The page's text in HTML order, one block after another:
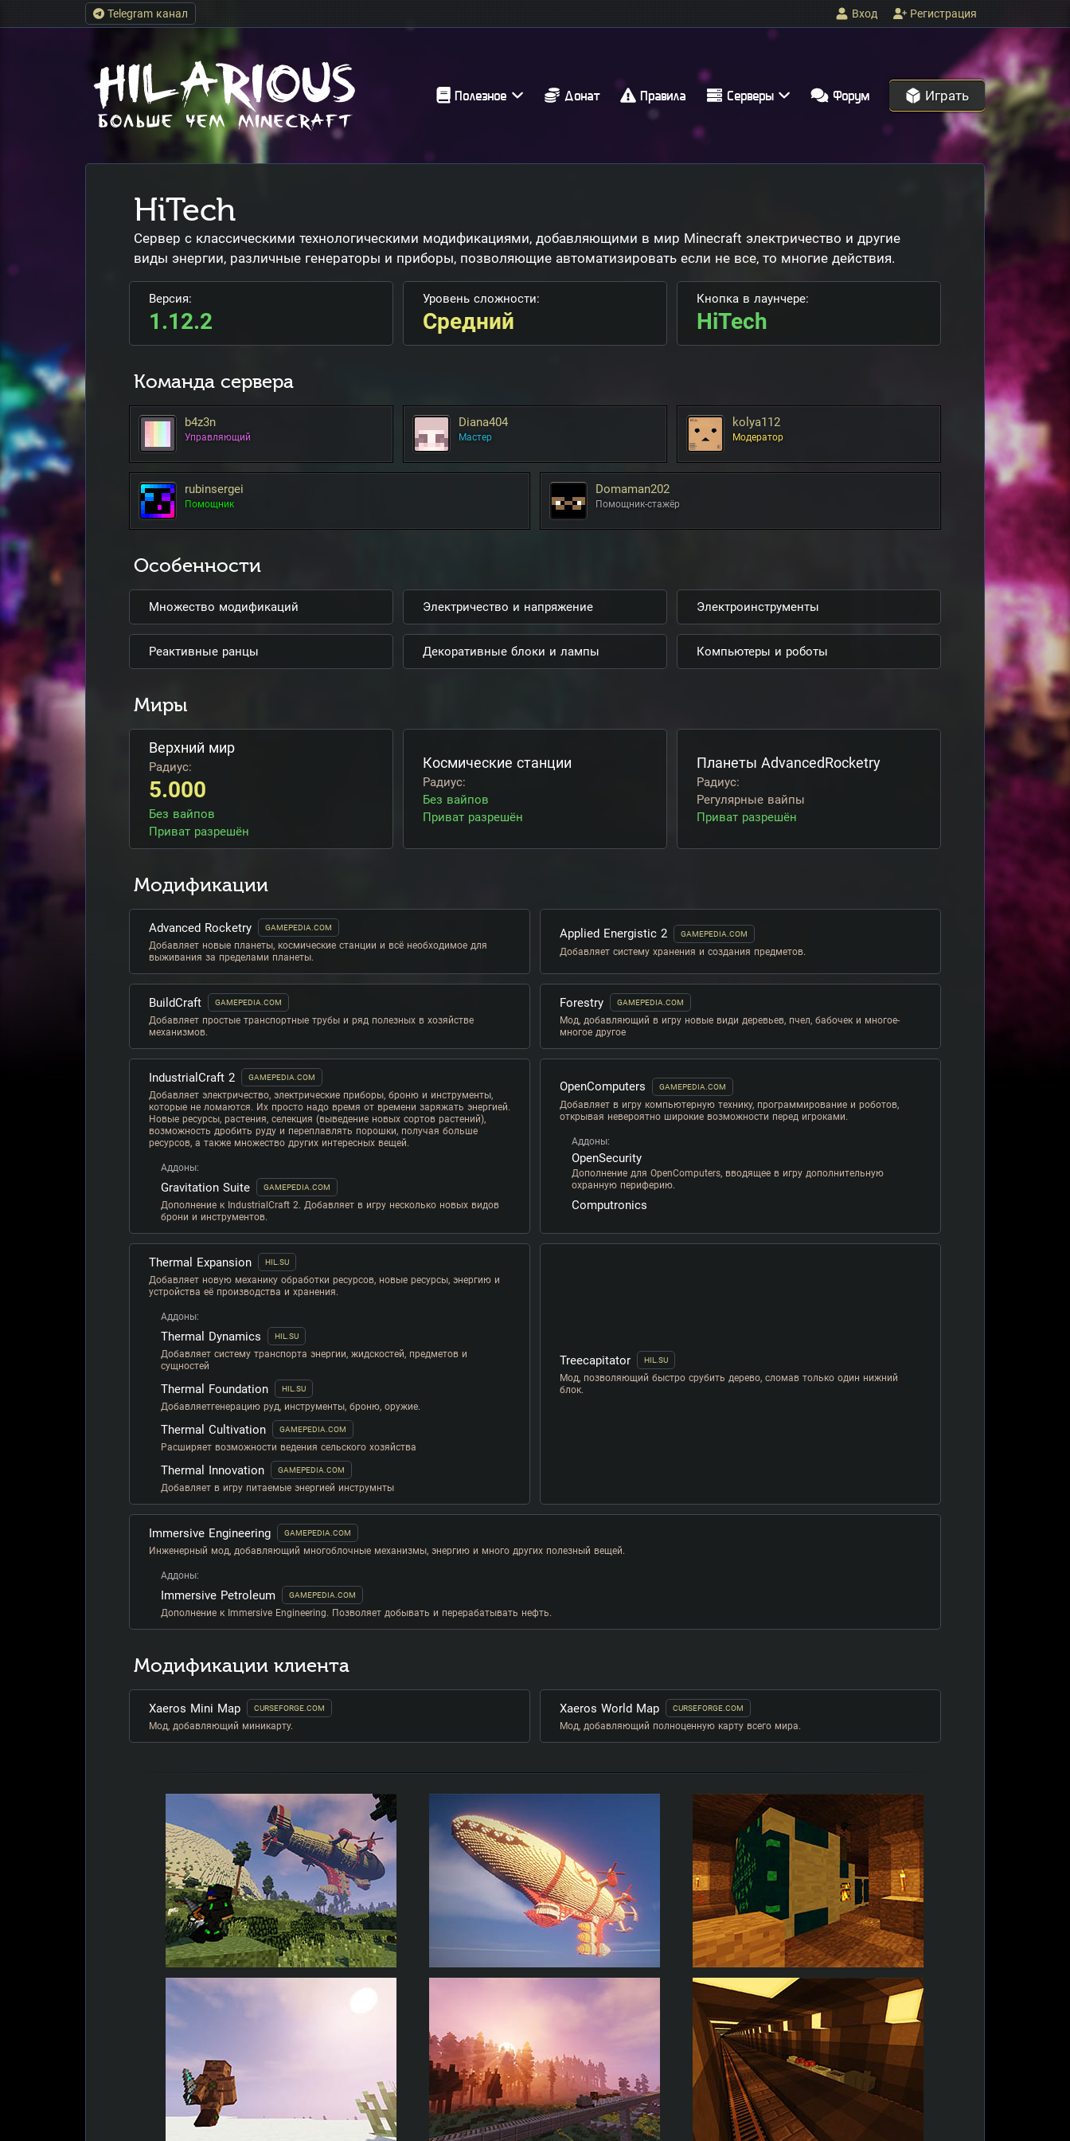
Telegram канал Вход Регистрация
Полезное Донат Правила Серверы Форум Играть
HiTech
Сервер с классическими технологическими модификациями, добавляющими в мир Minecraft электричество и другие
виды энергии, различные генераторы и приборы, позволяющие автоматизировать если не все, то многие действия.
Версия:
1.12.2
Уровень сложности:
Средний
Кнопка в лаунчере:
HiTech
Команда сервера
b4z3n
Управляющий
Diana404
Мастер
kolya112
Модератор
rubinsergei
Помощник
Domaman202
Помощник-стажёр
Особенности
Множество модификаций Электричество и напряжение Электроинструменты
Реактивные ранцы Декоративные блоки и лампы Компьютеры и роботы
Миры
Верхний мир
Радиус:
5.000
Без вайпов
Приват разрешён
Космические станции
Радиус:
Без вайпов
Приват разрешён
Планеты AdvancedRocketry
Радиус:
Регулярные вайпы
Приват разрешён
Модификации
Advanced Rocketry GAMEPEDIA.COM
Добавляет новые планеты, космические станции и всё необходимое для
выживания за пределами планеты.
Applied Energistic 2 GAMEPEDIA.COM
Добавляет систему хранения и создания предметов.
BuildCraft GAMEPEDIA.COM
Добавляет простые транспортные трубы и ряд полезных в хозяйстве
механизмов.
Forestry GAMEPEDIA.COM
Мод, добавляющий в игру новые види деревьев, пчел, бабочек и многое-
многое другое
IndustrialCraft 2 GAMEPEDIA.COM
Добавляет электричество, электрические приборы, броню и инструменты,
которые не ломаются. Их просто надо время от времени заряжать энергией.
Новые ресурсы, растения, селекция (выведение новых сортов растений),
возможность дробить руду и переплавлять порошки, получая больше
ресурсов, а также множество других интересных вещей.
Аддоны:
Gravitation Suite GAMEPEDIA.COM
Дополнение к IndustrialCraft 2. Добавляет в игру несколько новых видов
брони и инструментов.
OpenComputers GAMEPEDIA.COM
Добавляет в игру компьютерную технику, программирование и роботов,
открывая невероятно широкие возможности перед игроками.
Аддоны:
OpenSecurity
Дополнение для OpenComputers, вводящее в игру дополнительную
охранную периферию.
Computronics
Thermal Expansion HIL.SU
Добавляет новую механику обработки ресурсов, новые ресурсы, энергию и
устройства её производства и хранения.
Аддоны:
Thermal Dynamics HIL.SU
Добавляет систему транспорта энергии, жидскостей, предметов и
сущностей
Thermal Foundation HIL.SU
Добавляетгенерацию руд, инструменты, броню, оружие.
Thermal Cultivation GAMEPEDIA.COM
Расширяет возможности ведения сельского хозяйства
Thermal Innovation GAMEPEDIA.COM
Добавляет в игру питаемые энергией инструмнты
Treecapitator HIL.SU
Мод, позволяющий быстро срубить дерево, сломав только один нижний
блок.
Immersive Engineering GAMEPEDIA.COM
Инженерный мод, добавляющий многоблочные механизмы, энергию и много других полезный вещей.
Аддоны:
Immersive Petroleum GAMEPEDIA.COM
Дополнение к Immersive Engineering. Позволяет добывать и перерабатывать нефть.
Модификации клиента
Xaeros Mini Map CURSEFORGE.COM
Мод, добавляющий миникарту.
Xaeros World Map CURSEFORGE.COM
Мод, добавляющий полноценную карту всего мира.